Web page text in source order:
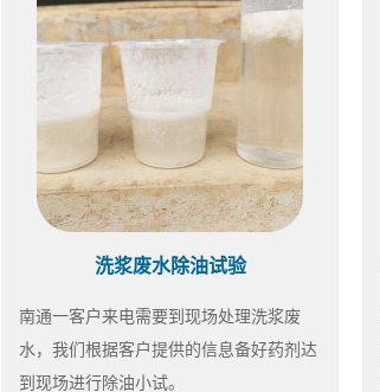
洗浆废水除油试验
南通一客户来电需要到现场处理洗浆废
水，我们根据客户提供的信息备好药剂达
到现场进行除油小试。